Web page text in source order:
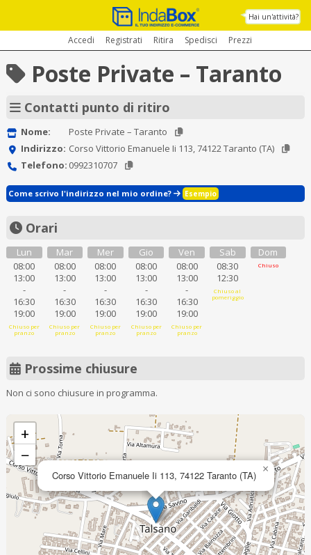
Hai un'attività?
Accedi Registrati Ritira Spedisci Prezzi
Poste Private – Taranto
Contatti punto di ritiro
Nome:
Poste Private – Taranto
Indirizzo: Corso Vittorio Emanuele Ii 113, 74122 Taranto (TA)
Telefono: 0992310707
Come scrivo l'indirizzo nel mio ordine? Esempio
Orari
Lun
08:00
13:00
-
16:30
19:00
Chiuso per
pranzo
Mar
08:00
13:00
-
16:30
19:00
Chiuso per
pranzo
Mer
08:00
13:00
-
16:30
19:00
Chiuso per
pranzo
Gio
08:00
13:00
-
16:30
19:00
Chiuso per
pranzo
Ven
08:00
13:00
-
16:30
19:00
Chiuso per
pranzo
Sab
08:30
12:30
Chiuso al
pomeriggio
Dom
Chiuso
Prossime chiusure
Non ci sono chiusure in programma.
Corso Vittorio Emanuele Ii 113, 74122 Taranto (TA) ×
+
−